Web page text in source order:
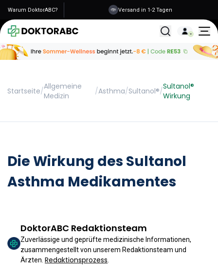
Warum DoktorABC? Versand in 1-2 Tagen
Alle
Startseite/Allgemeine
Medizin
/Asthma/Sultanol®/Sultanol®
Wirkung
Die Wirkung des Sultanol
Asthma Medikamentes
DoktorABC Redaktionsteam
Zuverlässige und geprüfte medizinische Informationen,
zusammengestellt von unserem Redaktionsteam und
Ärzten.Redaktionsprozess